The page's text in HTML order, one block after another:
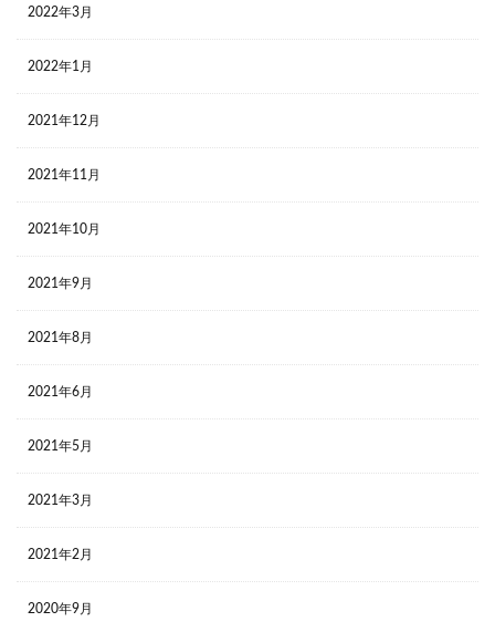
2022年3月
2022年1月
2021年12月
2021年11月
2021年10月
2021年9月
2021年8月
2021年6月
2021年5月
2021年3月
2021年2月
2020年9月